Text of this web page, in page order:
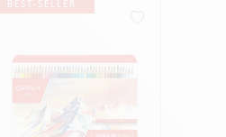
BEST-SELLER